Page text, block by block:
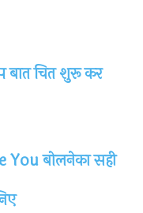
चित शुरू कर
You बोलनेका सही